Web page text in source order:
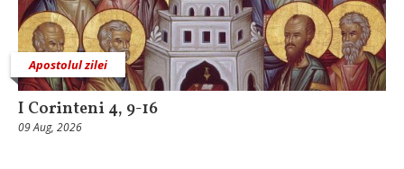
Apostolul zilei
I Corinteni 4, 9-16
09 Aug, 2026